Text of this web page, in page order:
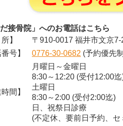
接骨院」へのお電話はこちら
】
〒910-0017 福井市文京7-
号】
0776-30-0682 (予約優先
間】
月曜日～金曜日
8:30～12:20 (受付12:00
土曜日
8:30～2:00 (受付2:00迄)
日、祝祭日診療
(不定休、要前日予約、